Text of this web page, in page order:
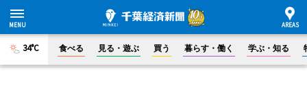
34°C 食べる 見る・遊ぶ 買う 暮らす・働く 学ぶ・知る